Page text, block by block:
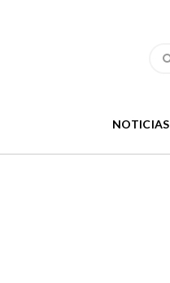
NOTICIAS